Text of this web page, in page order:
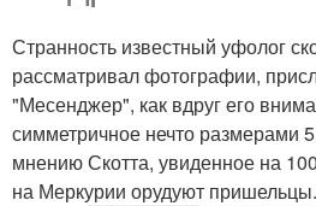
Странность известный уфолог
рассматривал фотографии,
"Месенджер", как вдруг его
симметричное нечто размерами
мнению Скотта, увиденное на
на Меркурии орудуют пришельцы.